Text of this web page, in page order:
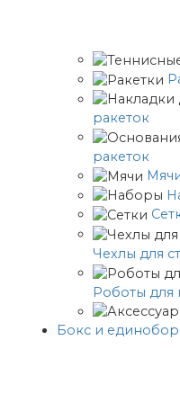
ракеток
ракеток
Чехлы для
Роботы для
Бокс и